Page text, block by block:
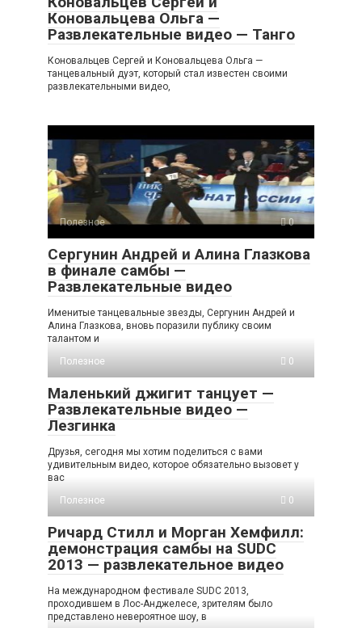
Коновальцева Ольга —
Развлекательные видео — Танго
Коновальцев Сергей и Коновальцева Ольга —
танцевальный дуэт, который стал известен своими
развлекательными видео,
Полезное 0
Сергунин Андрей и Алина Глазкова
в финале самбы —
Развлекательные видео
Именитые танцевальные звезды, Сергунин Андрей и
Алина Глазкова, вновь поразили публику своим
талантом и
Полезное
0
Маленький джигит танцует —
Развлекательные видео —
Лезгинка
Друзья, сегодня мы хотим поделиться с вами
удивительным видео, которое обязательно вызовет у
вас
Полезное
0
Ричард Стилл и Морган Хемфилл:
демонстрация самбы на SUDC
2013 — развлекательное видео
На международном фестивале SUDC 2013,
проходившем в Лос-Анджелесе, зрителям было
представлено невероятное шоу, в